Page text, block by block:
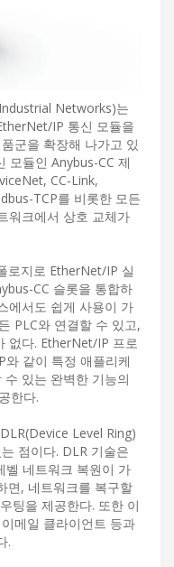
Networks)는
IP 통신 모듈을
군을 확장해 나가고 있
모듈인 Anybus-CC 제
CC-Link,
TCP를 비롯한 모든
워크에서 상호 교체가
로지로 EtherNet/IP 실
CC 슬롯을 통합하
에서도 쉽게 사용이 가
PLC와 연결할 수 있고,
없다. EtherNet/IP 프로
같이 특정 애플리케
있는 완벽한 기능의
한다.
Level Ring)
점이다. DLR 기술은
벨 네트워크 복원이 가
면, 네트워크를 복구할
팅을 제공한다. 또한 이
메일 클라이언트 등과
.